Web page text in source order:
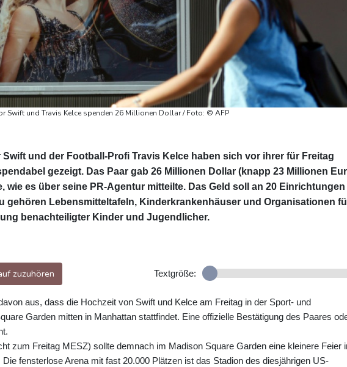
Swift und Travis Kelce spenden 26 Millionen Dollar / Foto: © AFP
Swift und der Football-Profi Travis Kelce haben sich vor ihrer für Freitag
gezeigt. Das Paar gab 26 Millionen Dollar (knapp 23 Millionen
wie es über seine PR-Agentur mitteilte. Das Geld soll an 20 Einrichtungen
gehören Lebensmitteltafeln, Kinderkrankenhäuser und Organisationen
benachteiligter Kinder und Jugendlicher.
zuzuhören Textgröße:
aus, dass die Hochzeit von Swift und Kelce am Freitag in der Sport- und
Garden mitten in Manhattan stattfindet. Eine offizielle Bestätigung des Paares
zum Freitag MESZ) sollte demnach im Madison Square Garden eine kleinere Feier
fensterlose Arena mit fast 20.000 Plätzen ist das Stadion des diesjährigen US-